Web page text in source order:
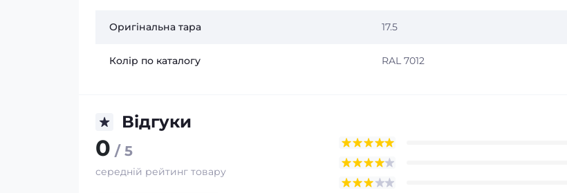
Оригінальна тара 17.5
Колір по каталогу RAL 7012
Відгуки
0 / 5
середній рейтинг товару